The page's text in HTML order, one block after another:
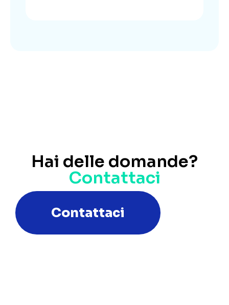
Hai delle domande?
Contattaci
Contattaci